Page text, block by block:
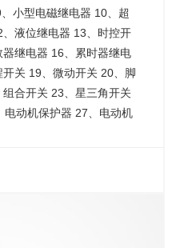
小型电磁继电器 10、超
、液位继电器 13、时控开
器继电器 16、累时器继电
开关 19、微动开关 20、脚
组合开关 23、星三角开关
电动机保护器 27、电动机